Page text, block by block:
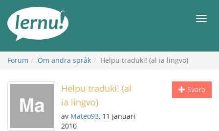
sidans
innehåll
Meny
Forum Om andra språk Helpu traduki! (al ia lingvo)
Svara
Helpu traduki! (al
ia lingvo)
av Mateo93, 11 januari
2010